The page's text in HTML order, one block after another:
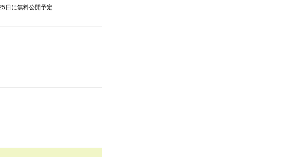
日 に無料公開予定